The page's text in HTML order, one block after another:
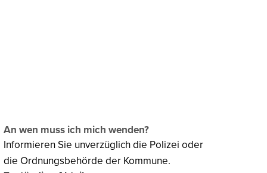
An wen muss ich mich wenden?
Informieren Sie unverzüglich die Polizei oder
die Ordnungsbehörde der Kommune.